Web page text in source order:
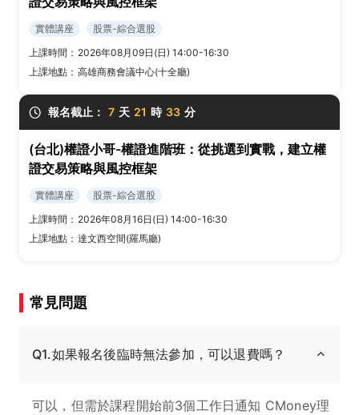
實體講座
股票-綜合選股
上課時間： 2026年08月09日(日) 14:00-16:30
上課地點： 高雄商務會議中心(十全廳)
報名截止： 7 天 21 時 33 分
(台北)權證小哥-權證進階班：從挑選到實戰，建立權
證交易策略與風控框架
實體講座
股票-綜合選股
上課時間： 2026年08月16日(日) 14:00-16:30
上課地點： 達文西空間(羅馬廳)
常見問題
Q1.如果報名後臨時無法參加，可以退費嗎？
可以，但需於課程開始前3個工作日通知 CMoney理